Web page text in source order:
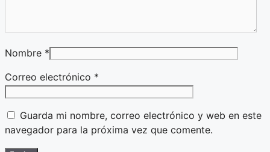
Nombre *
Correo electrónico *
Guarda mi nombre, correo electrónico y web en este
navegador para la próxima vez que comente.